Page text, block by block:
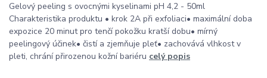
Gelový peeling s ovocnými kyselinami pH 4,2 - 50ml
Charakteristika produktu • krok 2A při exfoliaci• maximální doba
expozice 20 minut pro tenčí pokožku kratší dobu• mírný
peelingový účinek• čistí a zjemňuje pleť• zachovává vlhkost v
pleti, chrání přirozenou kožní bariéru celý popis